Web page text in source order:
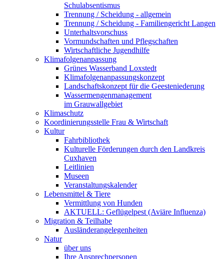
Schulabsentismus
Trennung / Scheidung - allgemein
Trennung / Scheidung - Familiengericht Langen
Unterhaltsvorschuss
Vormundschaften und Pflegschaften
Wirtschaftliche Jugendhilfe
Klimafolgenanpassung
Grünes Wasserband Loxstedt
Klimafolgenanpassungskonzept
Landschaftskonzept für die Geesteniederung
Wassermengenmanagement
im Grauwallgebiet
Klimaschutz
Koordinierungsstelle Frau & Wirtschaft
Kultur
Fahrbibliothek
Kulturelle Förderungen durch den Landkreis
Cuxhaven
Leitlinien
Museen
Veranstaltungskalender
Lebensmittel & Tiere
Vermittlung von Hunden
AKTUELL: Geflügelpest (Aviäre Influenza)
Migration & Teilhabe
Ausländerangelegenheiten
Natur
über uns
Ihre Ansprechpersonen